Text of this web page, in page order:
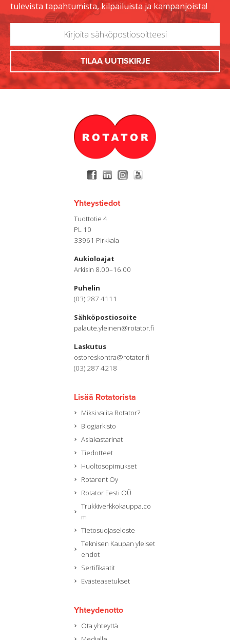
tulevista tapahtumista, kilpailuista ja kampanjoista!
Yhteystiedot
Tuottotie 4
PL 10
33961 Pirkkala
Aukioloajat
Arkisin 8.00–16.00
Puhelin
(03) 287 4111
Sähköpostiosoite
palaute.yleinen@rotator.fi
Laskutus
ostoreskontra@rotator.fi
(03) 287 4218
Lisää Rotatorista
Miksi valita Rotator?
Blogiarkisto
Asiakastarinat
Tiedotteet
Huoltosopimukset
Rotarent Oy
Rotator Eesti OÜ
Trukkiverkkokauppa.co
m
Tietosuojaseloste
Teknisen Kaupan yleiset
ehdot
Sertifikaatit
Evästeasetukset
Yhteydenotto
Ota yhteyttä